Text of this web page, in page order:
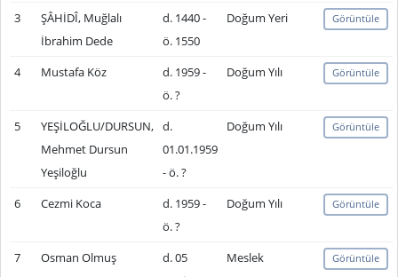
3
ŞÂHİDÎ, Muğlalı
İbrahim Dede
d. 1440 -
ö. 1550
Doğum Yeri Görüntüle
4 Mustafa Köz
d. 1959 -
ö. ?
Doğum Yılı Görüntüle
5
YEŞİLOĞLU/DURSUN,
Mehmet Dursun
Yeşiloğlu
d.
01.01.1959
- ö. ?
Doğum Yılı Görüntüle
6 Cezmi Koca
d. 1959 -
ö. ?
Doğum Yılı Görüntüle
7 Osman Olmuş
d. 05
Meslek Görüntüle